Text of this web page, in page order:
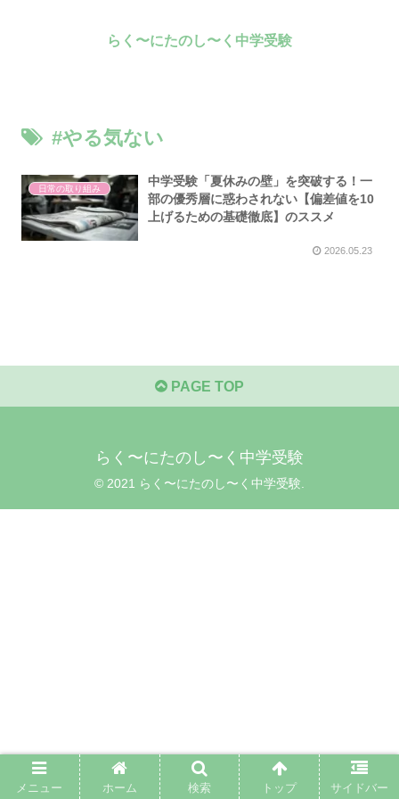
らく〜にたのし〜く中学受験
#やる気ない
日常の取り組み
中学受験「夏休みの壁」を突破する！一
部の優秀層に惑わされない【偏差値を10
上げるための基礎徹底】のススメ
2026.05.23
PAGE TOP
らく〜にたのし〜く中学受験
© 2021 らく〜にたのし〜く中学受験.
メニュー ホーム 検索 トップ サイドバー